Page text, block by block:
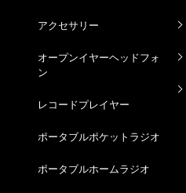
アクセサリー
オープンイヤーヘッドフォ
ン
レコードプレイヤー
ポータブルポケットラジオ
ポータブルホームラジオ